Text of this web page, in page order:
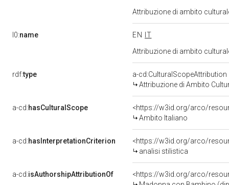
Attribuzione di ambito
l0:name EN
IT
Attribuzione di ambito
rdf:type
a-cd:CulturalScopeAttribution
Attribuzione di Ambito
a-cd:hasCulturalScope
<https://w3id.org/arco/
Ambito Italiano
a-cd:hasInterpretationCriterion
<https://w3id.org/arco/
analisi stilistica
a-cd:isAuthorshipAttributionOf
<https://w3id.org/arco/